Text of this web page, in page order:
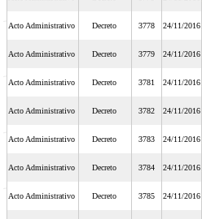
Acto Administrativo Decreto 3778 24/11/2016
Acto Administrativo Decreto 3779 24/11/2016
Acto Administrativo Decreto 3781 24/11/2016
Acto Administrativo Decreto 3782 24/11/2016
Acto Administrativo Decreto 3783 24/11/2016
Acto Administrativo Decreto 3784 24/11/2016
Acto Administrativo Decreto 3785 24/11/2016